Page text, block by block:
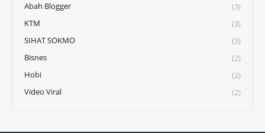
Abah Blogger
(3)
KTM
(3)
SIHAT SOKMO
(3)
Bisnes
(2)
Hobi
(2)
Video Viral
(2)